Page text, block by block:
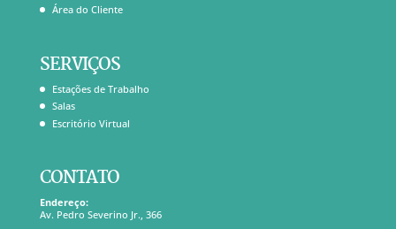
Área do Cliente
SERVIÇOS
Estações de Trabalho
Salas
Escritório Virtual
CONTATO
Endereço:
Av. Pedro Severino Jr., 366